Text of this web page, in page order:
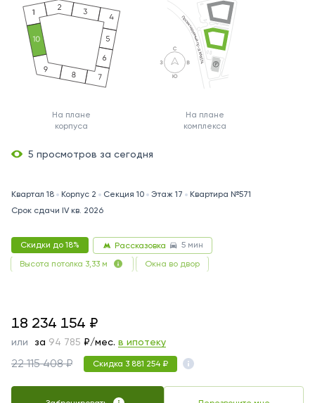
На плане
корпуса
На плане
комплекса
5 просмотров за сегодня
Квартал 18 Корпус 2 Секция 10 Этаж 17
Квартира №571
Срок сдачи IV кв. 2026
Скидки до 18% Рассказовка 5 мин
Высота потолка 3,33 м Окна во двор
18234154
18 234 154 ₽
или за 94 785 ₽/мес. в ипотеку
22 115 408 ₽ Скидка 3 881 254 ₽